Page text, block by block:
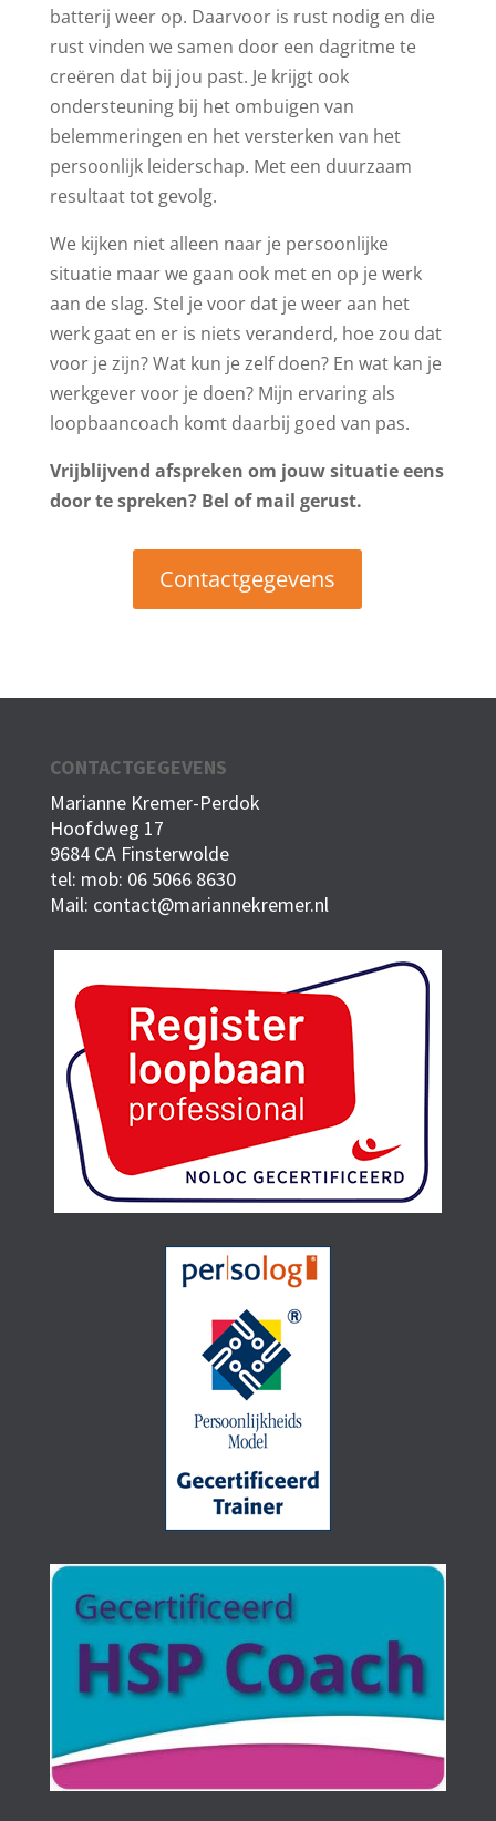
batterij weer op. Daarvoor is rust nodig en die
rust vinden we samen door een dagritme te
creëren dat bij jou past. Je krijgt ook
ondersteuning bij het ombuigen van
belemmeringen en het versterken van het
persoonlijk leiderschap. Met een duurzaam
resultaat tot gevolg.
We kijken niet alleen naar je persoonlijke
situatie maar we gaan ook met en op je werk
aan de slag. Stel je voor dat je weer aan het
werk gaat en er is niets veranderd, hoe zou dat
voor je zijn? Wat kun je zelf doen? En wat kan je
werkgever voor je doen? Mijn ervaring als
loopbaancoach komt daarbij goed van pas.
Vrijblijvend afspreken om jouw situatie eens
door te spreken? Bel of mail gerust.
Contactgegevens
CONTACTGEGEVENS
Marianne Kremer-Perdok
Hoofdweg 17
9684 CA Finsterwolde
tel: mob: 06 5066 8630
Mail: contact@mariannekremer.nl